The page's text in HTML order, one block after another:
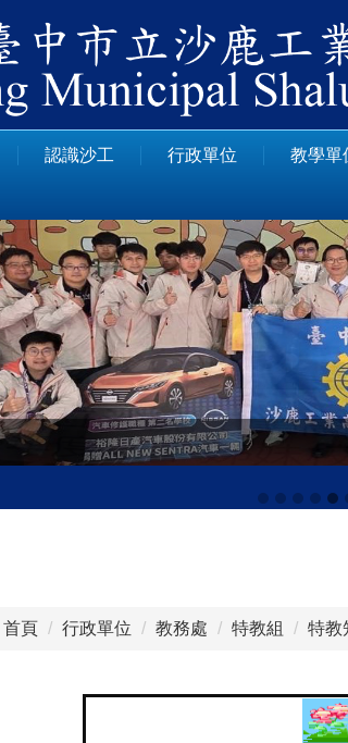
認識沙工 行政單位 教學單
首頁 行政單位 教務處 特教組 特教